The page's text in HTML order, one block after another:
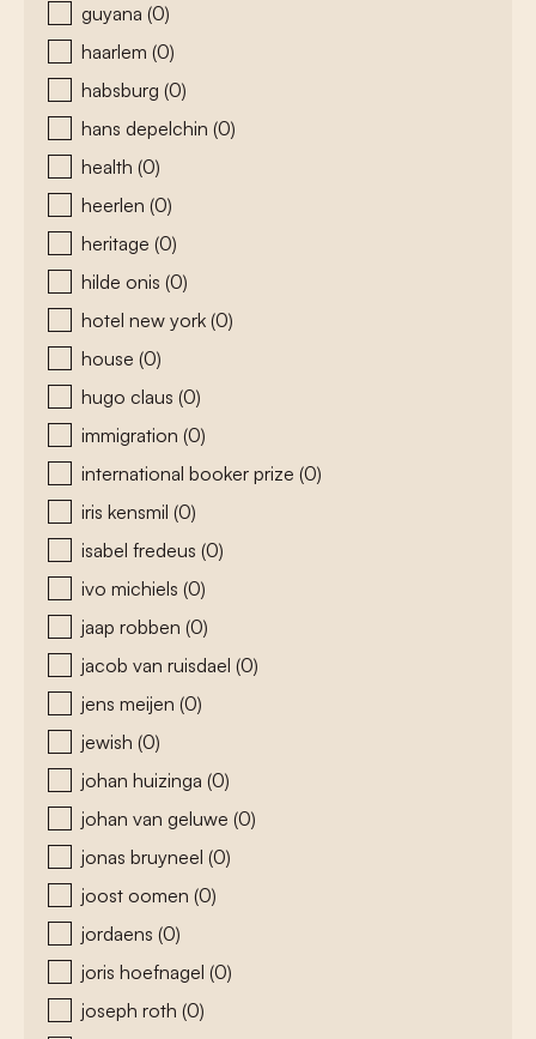
guyana (0)
haarlem (0)
habsburg (0)
hans depelchin (0)
health (0)
heerlen (0)
heritage (0)
hilde onis (0)
hotel new york (0)
house (0)
hugo claus (0)
immigration (0)
international booker prize (0)
iris kensmil (0)
isabel fredeus (0)
ivo michiels (0)
jaap robben (0)
jacob van ruisdael (0)
jens meijen (0)
jewish (0)
johan huizinga (0)
johan van geluwe (0)
jonas bruyneel (0)
joost oomen (0)
jordaens (0)
joris hoefnagel (0)
joseph roth (0)